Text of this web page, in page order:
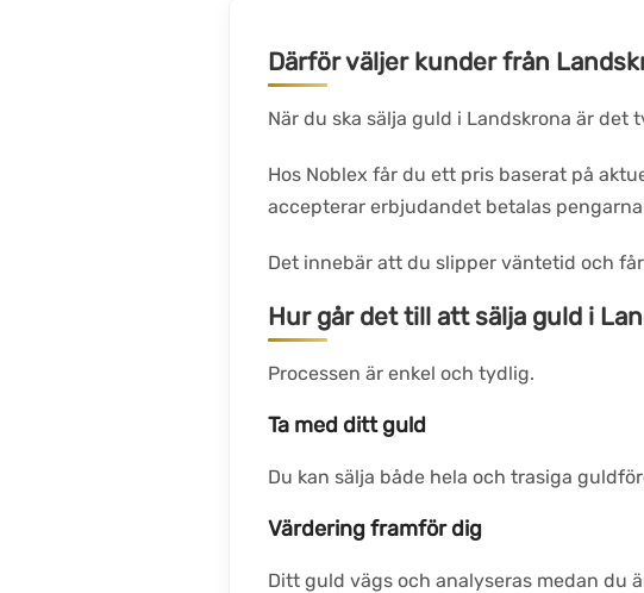
Därför väljer kunder från
När du ska sälja guld i Landskrona är
Hos Noblex får du ett pris baserat på
accepterar erbjudandet betalas
Det innebär att du slipper väntetid och
Hur går det till att sälja guld i
Processen är enkel och tydlig.
Ta med ditt guld
Du kan sälja både hela och trasiga
Värdering framför dig
Ditt guld vägs och analyseras medan du